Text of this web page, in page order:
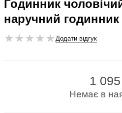
Годинник
наручний годинник
Додати відгук
1 095
Немає в